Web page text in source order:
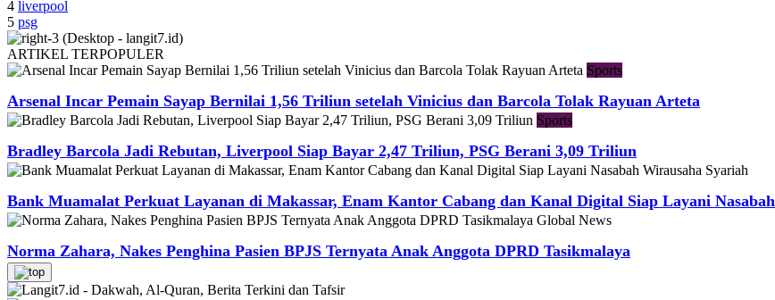
4 liverpool
5 psg
ARTIKEL TERPOPULER
Sports
Arsenal Incar Pemain Sayap Bernilai 1,56 Triliun setelah Vinicius dan Barcola Tolak Rayuan Arteta
Sports
Bradley Barcola Jadi Rebutan, Liverpool Siap Bayar 2,47 Triliun, PSG Berani 3,09 Triliun
Wirausaha Syariah
Bank Muamalat Perkuat Layanan di Makassar, Enam Kantor Cabang dan Kanal Digital Siap Layani Nasabah
Global News
Norma Zahara, Nakes Penghina Pasien BPJS Ternyata Anak Anggota DPRD Tasikmalaya